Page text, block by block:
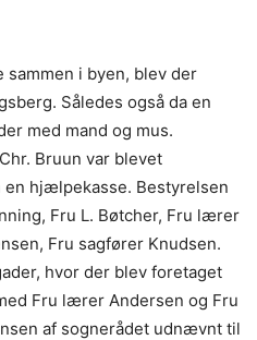
sammen i byen, blev der
Således også da en
med mand og mus.
Bruun var blevet
hjælpekasse. Bestyrelsen
Fru L. Bøtcher, Fru lærer
Fru sagfører Knudsen.
hvor der blev foretaget
Fru lærer Andersen og Fru
af sognerådet udnævnt til